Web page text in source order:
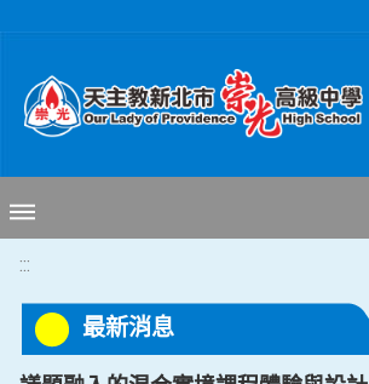
:::
最新消息